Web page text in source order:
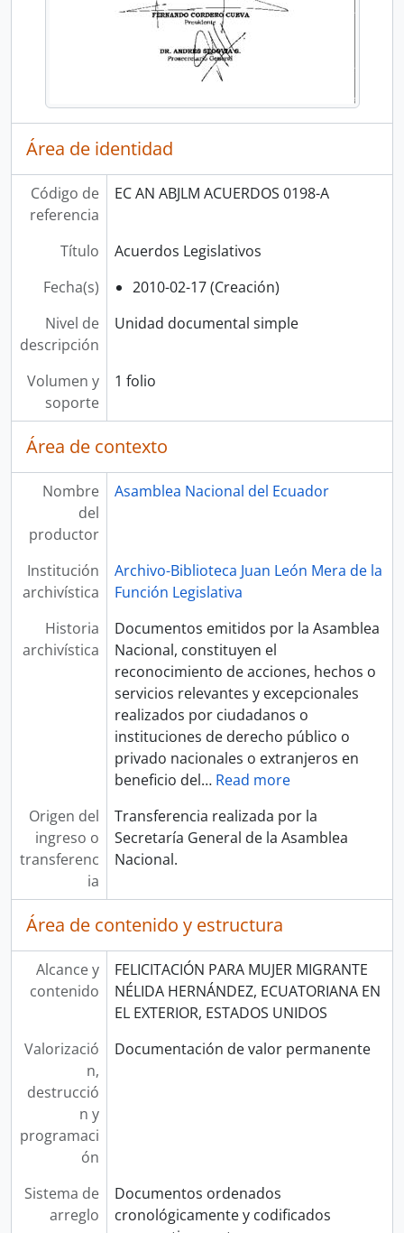
Área de identidad
Código de
referencia
EC AN ABJLM ACUERDOS 0198-A
Título
Acuerdos Legislativos
Fecha(s)
2010-02-17 (Creación)
Nivel de
descripción
Unidad documental simple
Volumen y
soporte
1 folio
Área de contexto
Nombre
del
productor
Asamblea Nacional del Ecuador
Institución
archivística
Archivo-Biblioteca Juan León Mera de la
Función Legislativa
Historia
archivística
Documentos emitidos por la Asamblea
Nacional, constituyen el
reconocimiento de acciones, hechos o
servicios relevantes y excepcionales
realizados por ciudadanos o
instituciones de derecho público o
privado nacionales o extranjeros en
beneficio del… Read more
Origen del
ingreso o
transferenc
ia
Transferencia realizada por la
Secretaría General de la Asamblea
Nacional.
Área de contenido y estructura
Alcance y
contenido
FELICITACIÓN PARA MUJER MIGRANTE
NÉLIDA HERNÁNDEZ, ECUATORIANA EN
EL EXTERIOR, ESTADOS UNIDOS
Valorizació
n,
destrucció
n y
programaci
ón
Documentación de valor permanente
Sistema de
arreglo
Documentos ordenados
cronológicamente y codificados